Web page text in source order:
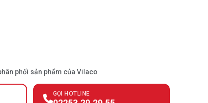
phối sản phẩm của Vilaco
GỌI HOTLINE